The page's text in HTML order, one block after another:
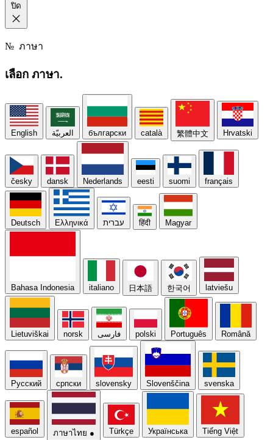
ปิด
№ ภาษา
เลือก ภาษา.
English العربيّة български català 繁體中文 Hrvatski
česky dansk Nederlands eesti suomi français
Deutsch Ελληνικά עברית हिंदी Magyar
Bahasa Indonesia italiano 日本語 한국어 latviešu
Lietuviškai norsk فارسی polski Português Română
Русский српски slovensky Slovenščina svenska
español ภาษาไทย ● Türkçe Українська Tiếng Việt